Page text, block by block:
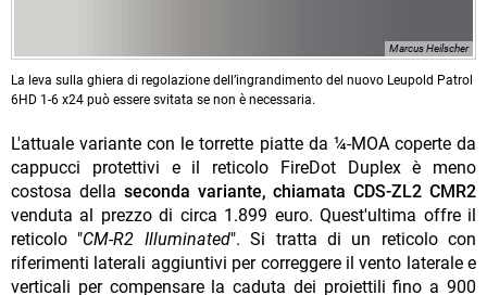
Marcus Heilscher
La leva sulla ghiera di regolazione dell’ingrandimento del nuovo Leupold Patrol
6HD 1-6 x24 può essere svitata se non è necessaria.
L'attuale variante con le torrette piatte da ¼-MOA coperte da
cappucci protettivi e il reticolo FireDot Duplex è meno
costosa della seconda variante, chiamata CDS-ZL2 CMR2
venduta al prezzo di circa 1.899 euro. Quest'ultima offre il
reticolo "CM-R2 Illuminated". Si tratta di un reticolo con
riferimenti laterali aggiuntivi per correggere il vento laterale e
verticali per compensare la caduta dei proiettili fino a 900